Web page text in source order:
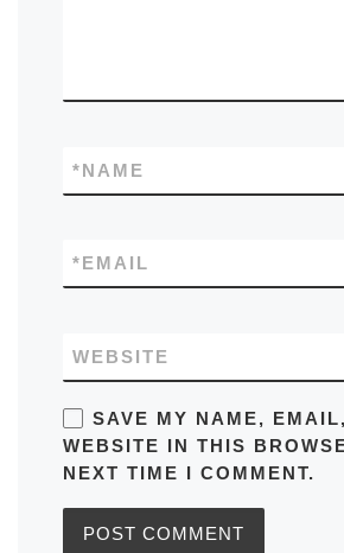
NAME
*
EMAIL
*
WEBSITE
SAVE MY NAME,
WEBSITE IN THIS
NEXT TIME I COMMENT.